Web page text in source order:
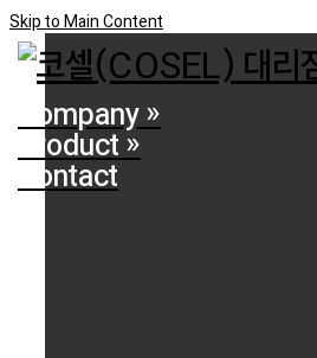
Skip to Main Content
Company »
Product »
Contact